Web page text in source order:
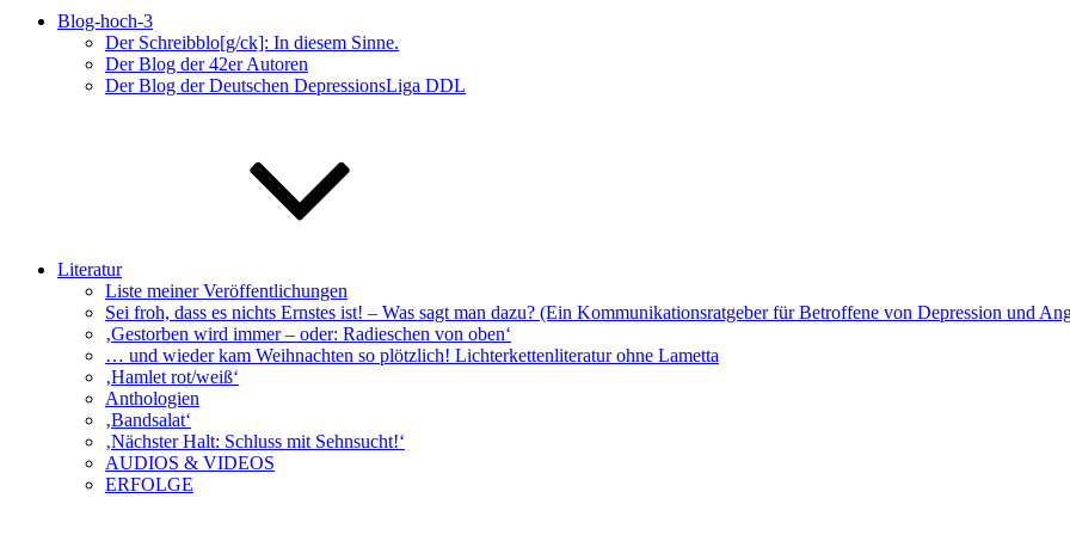
Blog-hoch-3
Der Schreibblo[g/ck]: In diesem Sinne.
Der Blog der 42er Autoren
Der Blog der Deutschen DepressionsLiga DDL
Literatur
Liste meiner Veröffentlichungen
Sei froh, dass es nichts Ernstes ist! – Was sagt man dazu? (Ein Kommunikationsratgeber für Betroffene von Depression und
‚Gestorben wird immer – oder: Radieschen von oben‘
… und wieder kam Weihnachten so plötzlich! Lichterkettenliteratur ohne Lametta
‚Hamlet rot/weiß‘
Anthologien
‚Bandsalat‘
‚Nächster Halt: Schluss mit Sehnsucht!‘
AUDIOS & VIDEOS
ERFOLGE